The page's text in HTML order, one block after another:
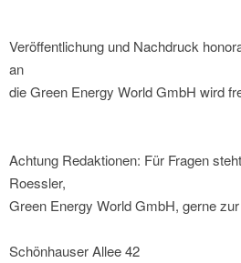
Veröffentlichung und Nachdruck
an
die Green Energy World GmbH wird
Achtung Redaktionen: Für Fragen
Roessler,
Green Energy World GmbH, gerne
Schönhauser Allee 42